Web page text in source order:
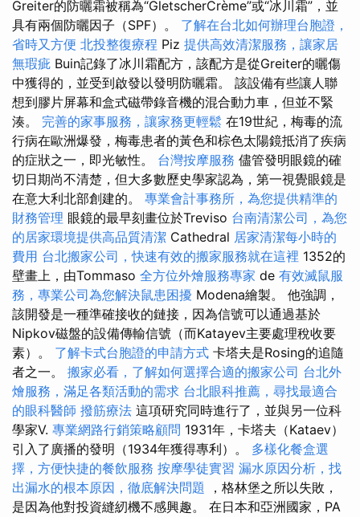
Greiter的防曬霜被稱為“GletscherCrème”或“冰川霜”，並
具有兩個防曬因子（SPF）。 了解在台北如何辦理台胞證，
省時又方便 北投整復療程 Piz 提供高效清潔服務，讓家居
無瑕疵 Buin記錄了冰川霜配方，該配方是從Greiter的曬傷
中獲得的，並受到啟發以發明防曬霜。 該設備有些讓人聯
想到膠片屏幕和盒式磁帶錄音機的混合動力車，但並不緊
湊。 完善的家事服務，讓家務更輕鬆 在19世紀，梅毒的流
行病在歐洲爆發，梅毒患者的黃色和棕色太陽鏡抵消了疾病
的症狀之一，即光敏性。 台灣按摩服務 儘管發明眼鏡的確
切日期尚不清楚，但大多數歷史學家認為，第一視覺眼鏡是
在意大利北部創建的。 專業會計事務所，為您提供精準的
財務管理 眼鏡的最早刻畫位於Treviso 台南清潔公司，為您
的居家環境提供高品質清潔 Cathedral 居家清潔每小時的
費用 台北搬家公司，快速有效的搬家服務就在這裡 1352的
壁畫上，由Tommaso 全方位外燴服務專家 de 有效滅鼠服
務，專業公司為您解決鼠患困擾 Modena繪製。 他強調，
該開發是一種準確接收的鏈接，因為信號可以通過基於
Nipkov磁盤的設備傳輸信號（而Katayev主要處理稅收要
素）。 了解卡式台胞證的申請方式 卡塔夫是Rosing的追隨
者之一。 搬家必看，了解如何選擇合適的搬家公司 台北外
燴服務，滿足各類活動的需求 台北眼科推薦，尋找最適合
的眼科醫師 撥筋療法 這項研究同時進行了，並與另一位科
學家V. 專業網路行銷策略顧問 1931年，卡塔夫（Kataev）
引入了廣播的發明（1934年獲得專利）。 多樣化餐盒選
擇，方便快捷的餐飲服務 按摩學徒實習 漏水原因分析，找
出漏水的根本原因，徹底解決問題 ，格林堡之所以失敗，
是因為他對投資縫紉機不感興趣。 在日本和亞洲國家，PA